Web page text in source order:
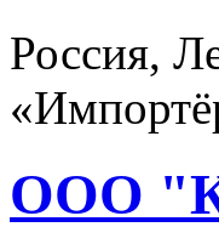
Россия,
ООО